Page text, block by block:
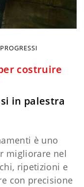
costruire
in palestra
è uno
migliorare nel
ripetizioni e
con precisione